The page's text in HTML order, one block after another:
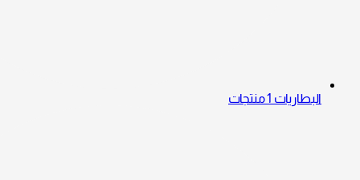
البطاريات 1 منتجات